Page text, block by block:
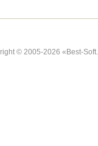
© 2005-2026 «Best-